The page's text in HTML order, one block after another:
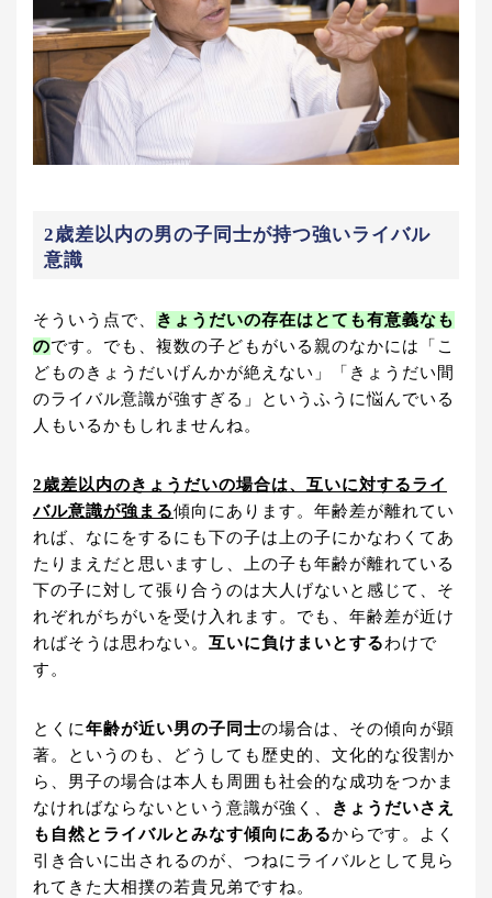
2歳差以内の男の子同士が持つ強いライバル
意識
そういう点で、
きょうだいの存在はとても有意義なも
のです。でも、複数の子どもがいる親のなかには「こ
どものきょうだいげんかが絶えない」「きょうだい間
のライバル意識が強すぎる」というふうに悩んでいる
人もいるかもしれませんね。
2歳差以内のきょうだいの場合は、互いに対するライ
バル意識が強まる傾向にあります。年齢差が離れてい
れば、なにをするにも下の子は上の子にかなわくてあ
たりまえだと思いますし、上の子も年齢が離れている
下の子に対して張り合うのは大人げないと感じて、そ
れぞれがちがいを受け入れます。でも、年齢差が近け
ればそうは思わない。 互いに負けまいとするわけで
す。
とくに年齢が近い男の子同士の場合は、その傾向が顕
著。というのも、どうしても歴史的、文化的な役割か
ら、男子の場合は本人も周囲も社会的な成功をつかま
なければならないという意識が強く、
きょうだいさえ
も自然とライバルとみなす傾向にあるからです。よく
引き合いに出されるのが、つねにライバルとして見ら
れてきた大相撲の若貴兄弟ですね。